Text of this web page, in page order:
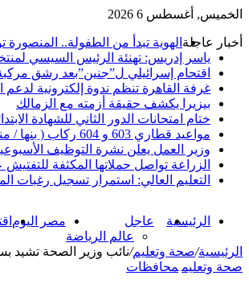
الخميس, أغسطس 6 2026
أخبار عاجلة الهوية تبدأ من الطفولة.. المنصورة
ياسر إدريس: تهنئة الرئيس السيسي
اقتحام إسرائيلي ل”جنين”بعد رشق
غرفة القاهرة تنظم ندوة إلكترونية لدعم
بيزيرا يكشف حقيقة أزمته مع الزمالك
ختام امتحانات الدور الثاني للشهادة
مواعيد قطاري 603 و 604 ركاب ( بنها / منوف)
وزير العمل يعلن نشرة التوظيف
الزراعة تواصل حملاتها المكثفة
التعليم العالي: استمرار تسجيل رغبات
الرئيسية عاجل
عالم الرياضة
مصر اليوم
الرئيسية/صحة وتعليم/نائب وزير الصحة تشيد
صحة وتعليم محافظات